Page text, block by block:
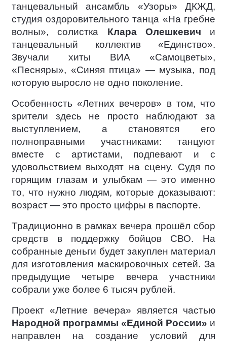
танцевальный ансамбль «Узоры» ДКЖД,
студия оздоровительного танца «На гребне
волны», солистка Клара Олешкевич и
танцевальный коллектив «Единство».
Звучали хиты ВИА «Самоцветы»,
«Песняры», «Синяя птица» — музыка, под
которую выросло не одно поколение.
Особенность «Летних вечеров» в том, что
зрители здесь не просто наблюдают за
выступлением, а становятся его
полноправными участниками: танцуют
вместе с артистами, подпевают и с
удовольствием выходят на сцену. Судя по
горящим глазам и улыбкам — это именно
то, что нужно людям, которые доказывают:
возраст — это просто цифры в паспорте.
Традиционно в рамках вечера прошёл сбор
средств в поддержку бойцов СВО. На
собранные деньги будет закуплен материал
для изготовления маскировочных сетей. За
предыдущие четыре вечера участники
собрали уже более 6 тысяч рублей.
Проект «Летние вечера» является частью
Народной программы «Единой России» и
направлен на создание условий для